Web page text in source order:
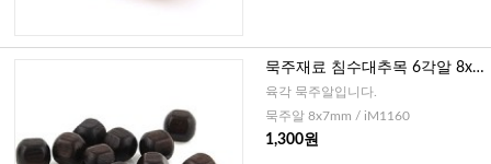
묵주재료 침수대추목 6각알 8x7
mm (5개)
육각 묵주알입니다.
묵주알 8x7mm / iM1160
1,300원